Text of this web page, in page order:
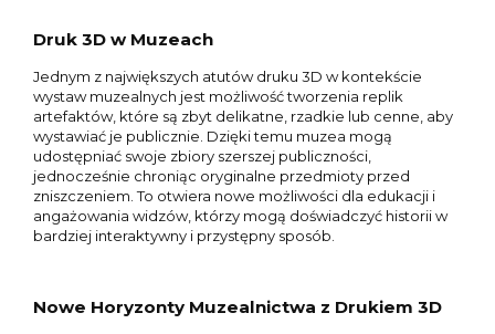
Druk 3D w Muzeach
Jednym z największych atutów druku 3D w kontekście
wystaw muzealnych jest możliwość tworzenia replik
artefaktów, które są zbyt delikatne, rzadkie lub cenne, aby
wystawiać je publicznie. Dzięki temu muzea mogą
udostępniać swoje zbiory szerszej publiczności,
jednocześnie chroniąc oryginalne przedmioty przed
zniszczeniem. To otwiera nowe możliwości dla edukacji i
angażowania widzów, którzy mogą doświadczyć historii w
bardziej interaktywny i przystępny sposób.
Nowe Horyzonty Muzealnictwa z Drukiem 3D